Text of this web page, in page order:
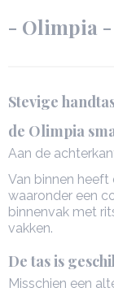
- Olimpia
Stevige
de Olimpia
Aan de
Van binnen heeft
waaronder een
binnenvak met
vakken.
De tas is
Misschien een